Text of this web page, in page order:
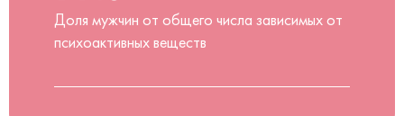
Доля мужчин от общего числа зависимых от
психоактивных веществ